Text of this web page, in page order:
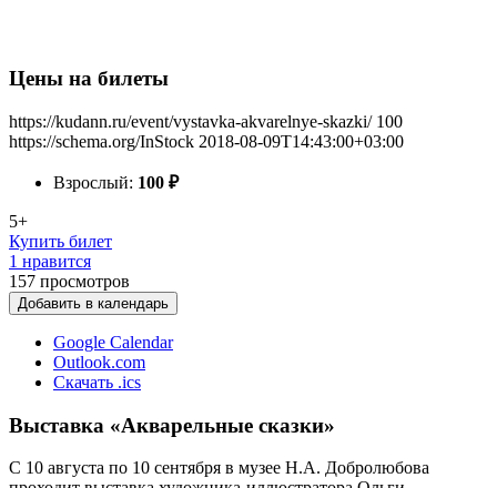
Цены на билеты
https://kudann.ru/event/vystavka-akvarelnye-skazki/ 100
https://schema.org/InStock 2018-08-09T14:43:00+03:00
Взрослый: 100 ₽
5+
Купить билет
1 нравится
157 просмотров
Добавить в календарь
Google Calendar
Outlook.com
Скачать .ics
Выставка «Акварельные сказки»
С 10 августа по 10 сентября в музее Н.А. Добролюбова